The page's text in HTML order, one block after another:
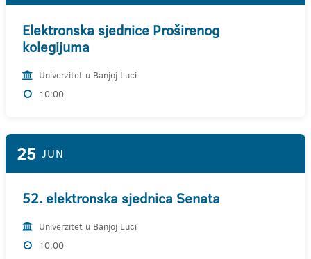
Elektronska sjednice Proširenog
kolegijuma
Univerzitet u Banjoj Luci
10:00
25 JUN
52. elektronska sjednica Senata
Univerzitet u Banjoj Luci
10:00